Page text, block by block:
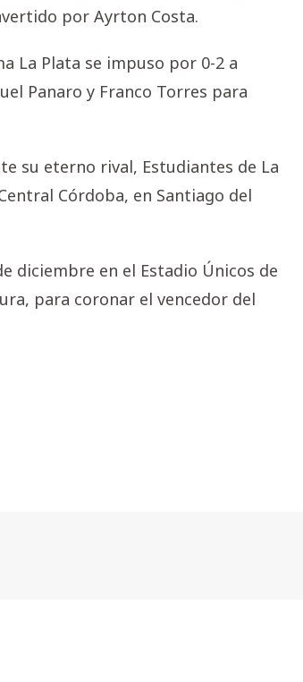
por Ayrton Costa.
La Plata se impuso por 0-2 a
Panaro y Franco Torres para
su eterno rival, Estudiantes de La
Córdoba, en Santiago del
diciembre en el Estadio Únicos de
para coronar el vencedor del